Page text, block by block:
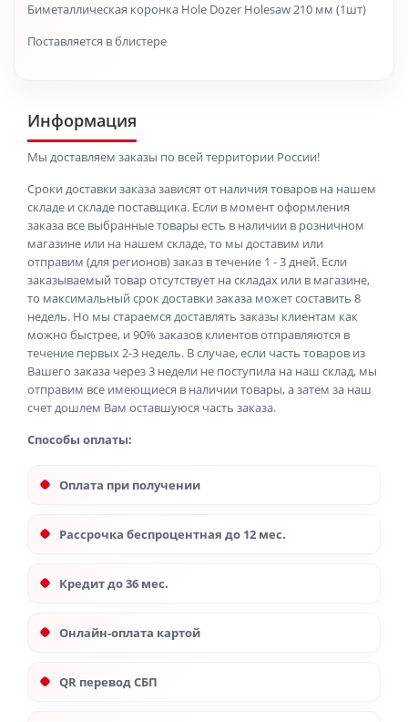
Биметаллическая коронка Hole Dozer Holesaw 210 мм (1шт)
Поставляется в блистере
Информация
Мы доставляем заказы по всей территории России!
Сроки доставки заказа зависят от наличия товаров на нашем
складе и складе поставщика. Если в момент оформления
заказа все выбранные товары есть в наличии в розничном
магазине или на нашем складе, то мы доставим или
отправим (для регионов) заказ в течение 1 - 3 дней. Если
заказываемый товар отсутствует на складах или в магазине,
то максимальный срок доставки заказа может составить 8
недель. Но мы стараемся доставлять заказы клиентам как
можно быстрее, и 90% заказов клиентов отправляются в
течение первых 2-3 недель. В случае, если часть товаров из
Вашего заказа через 3 недели не поступила на наш склад, мы
отправим все имеющиеся в наличии товары, а затем за наш
счет дошлем Вам оставшуюся часть заказа.
Способы оплаты:
Оплата при получении
Рассрочка беспроцентная до 12 мес.
Кредит до 36 мес.
Онлайн-оплата картой
QR перевод СБП